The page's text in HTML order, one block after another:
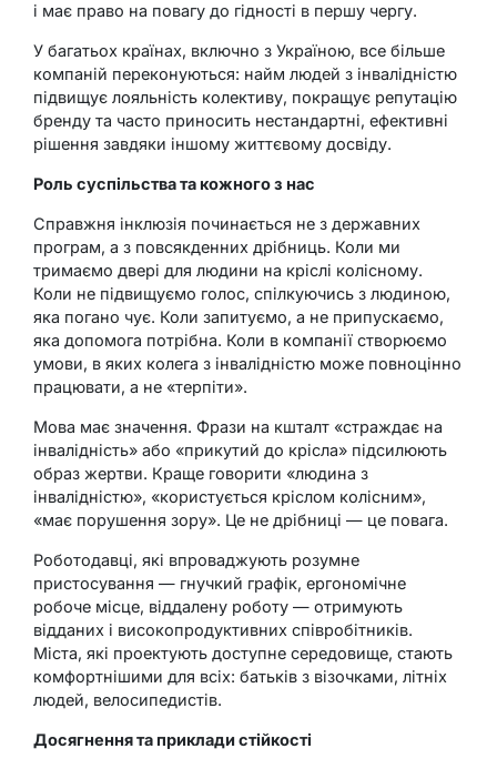
і має право на повагу до гідності в першу чергу.
У багатьох країнах, включно з Україною, все більше
компаній переконуються: найм людей з інвалідністю
підвищує лояльність колективу, покращує репутацію
бренду та часто приносить нестандартні, ефективні
рішення завдяки іншому життєвому досвіду.
Роль суспільства та кожного з нас
Справжня інклюзія починається не з державних
програм, а з повсякденних дрібниць. Коли ми
тримаємо двері для людини на кріслі колісному.
Коли не підвищуємо голос, спілкуючись з людиною,
яка погано чує. Коли запитуємо, а не припускаємо,
яка допомога потрібна. Коли в компанії створюємо
умови, в яких колега з інвалідністю може повноцінно
працювати, а не «терпіти».
Мова має значення. Фрази на кшталт «страждає на
інвалідність» або «прикутий до крісла» підсилюють
образ жертви. Краще говорити «людина з
інвалідністю», «користується кріслом колісним»,
«має порушення зору». Це не дрібниці — це повага.
Роботодавці, які впроваджують розумне
пристосування — гнучкий графік, ергономічне
робоче місце, віддалену роботу — отримують
відданих і високопродуктивних співробітників.
Міста, які проектують доступне середовище, стають
комфортнішими для всіх: батьків з візочками, літніх
людей, велосипедистів.
Досягнення та приклади стійкості